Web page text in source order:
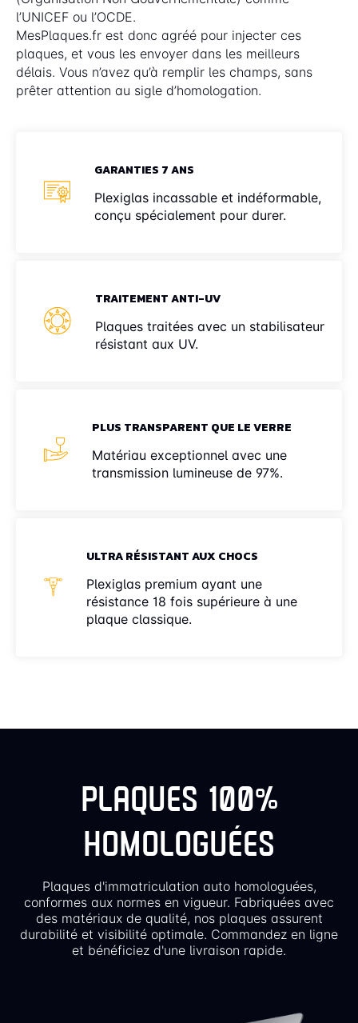
l’UNICEF ou l’OCDE.
MesPlaques.fr est donc agréé pour injecter ces
plaques, et vous les envoyer dans les meilleurs
délais. Vous n’avez qu’à remplir les champs, sans
prêter attention au sigle d’homologation.
GARANTIES 7 ANS
Plexiglas incassable et indéformable,
conçu spécialement pour durer.
TRAITEMENT ANTI-UV
Plaques traitées avec un stabilisateur
résistant aux UV.
PLUS TRANSPARENT QUE LE VERRE
Matériau exceptionnel avec une
transmission lumineuse de 97%.
ULTRA RÉSISTANT AUX CHOCS
Plexiglas premium ayant une
résistance 18 fois supérieure à une
plaque classique.
PLAQUES 100%
HOMOLOGUÉES
Plaques d'immatriculation auto homologuées,
conformes aux normes en vigueur. Fabriquées avec
des matériaux de qualité, nos plaques assurent
durabilité et visibilité optimale. Commandez en ligne
et bénéficiez d'une livraison rapide.